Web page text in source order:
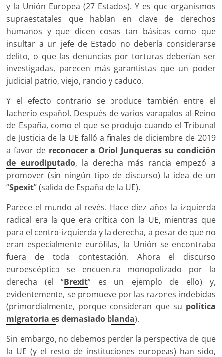
y la Unión Europea (27 Estados). Y es que organismos
supraestatales que hablan en clave de derechos
humanos y que dicen cosas tan básicas como que
insultar a un jefe de Estado no debería considerarse
delito, o que las denuncias por torturas deberían ser
investigadas, parecen más garantistas que un poder
judicial patrio, viejo, rancio y caduco.
Y el efecto contrario se produce también entre el
facherío español. Después de varios varapalos al Reino
de España, como el que se produjo cuando el Tribunal
de Justicia de la UE falló a finales de diciembre de 2019
a favor de reconocer a Oriol Junqueras su condición
de eurodiputado, la derecha más rancia empezó a
promover (sin ningún tipo de discurso) la idea de un
“Spexit” (salida de España de la UE).
Parece el mundo al revés. Hace diez años la izquierda
radical era la que era crítica con la UE, mientras que
para el centro-izquierda y la derecha, a pesar de que no
eran especialmente eurófilas, la Unión se encontraba
fuera de toda contestación. Ahora el discurso
euroescéptico se encuentra monopolizado por la
derecha (el “Brexit” es un ejemplo de ello) y,
evidentemente, se promueve por las razones indebidas
(primordialmente, porque consideran que su política
migratoria es demasiado blanda).
Sin embargo, no debemos perder la perspectiva de que
la UE (y el resto de instituciones europeas) han sido,